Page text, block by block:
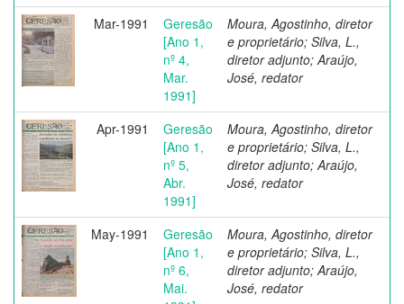
Mar-1991
Geresão
[Ano 1,
nº 4,
Mar.
1991]
Moura, Agostinho, diretor
e proprietário; Silva, L.,
diretor adjunto; Araújo,
José, redator
Apr-1991
Geresão
[Ano 1,
nº 5,
Abr.
1991]
Moura, Agostinho, diretor
e proprietário; Silva, L.,
diretor adjunto; Araújo,
José, redator
May-1991
Geresão
[Ano 1,
nº 6,
Mai.
Moura, Agostinho, diretor
e proprietário; Silva, L.,
diretor adjunto; Araújo,
José, redator